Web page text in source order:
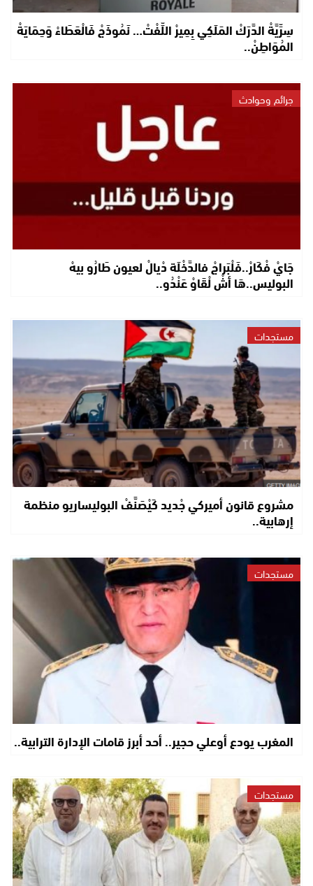
سِرِّيَّةْ الدَّرَكْ المَلَكِي بِمِيرْ اللِّفْتْ… نَمُوذَجْ فَالْعَطَاءْ وَحِمَايَةْ
المُوَاطِنْ..
جرائم وحوادث
جَايْ فْكَارْ..فَلْبَراجْ فالدَّخْلَة دْيالْ لعيون طَارُو بيهْ
البوليس..هَا أشْ لْقَاوْ عَنْدُو..
مستجدات
مشروع قانون أميركي جْديد كَيْصَنَّفْ البوليساريو منظمة
إرهابية..
مستجدات
المغرب يودع أوعلي حجير.. أحد أبرز قامات الإدارة الترابية..
مستجدات